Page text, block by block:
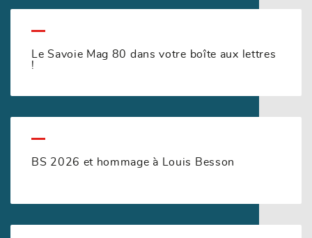
Le Savoie Mag 80 dans votre boîte aux lettres
!
BS 2026 et hommage à Louis Besson